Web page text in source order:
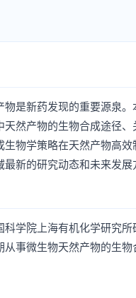
物是新药发现的重要源泉。
天然产物的生物合成途径、
生物学策略在天然产物高效
新的研究动态和未来发展
学院上海有机化学研究所
从事微生物天然产物的生物